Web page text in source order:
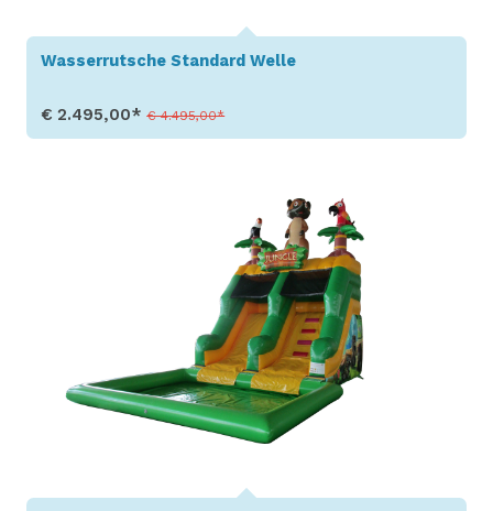
Wasserrutsche Standard Welle
€ 2.495,00*€ 4.495,00*